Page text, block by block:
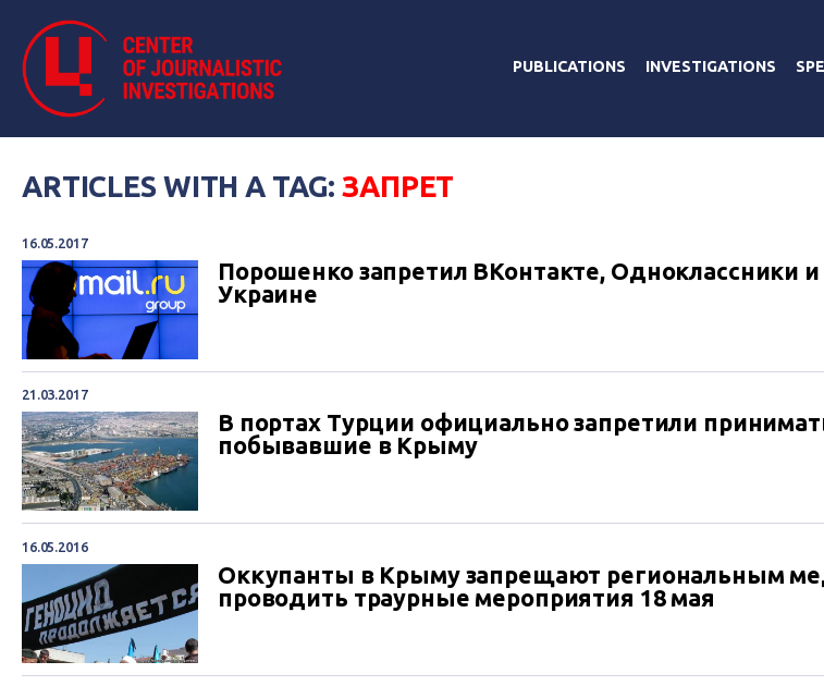
PUBLICATIONS INVESTIGATIONS
ARTICLES WITH A TAG:ЗАПРЕТ
16.05.2017
Порошенко запретил ВКонтакте, Одноклассники
Украине
21.03.2017
В портах Турции официально запретили
побывавшие в Крыму
16.05.2016
Оккупанты в Крыму запрещают региональным
проводить траурные мероприятия 18 мая